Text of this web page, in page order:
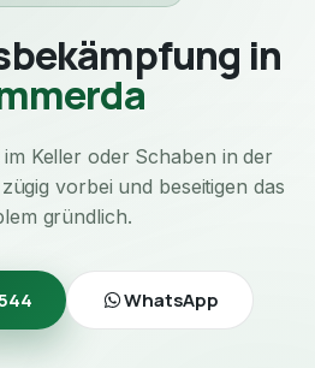
in
Keller oder Schaben in der
vorbei und beseitigen das
gründlich.
WhatsApp